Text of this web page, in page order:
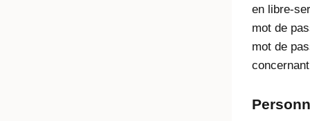
en libre-
mot de
mot de